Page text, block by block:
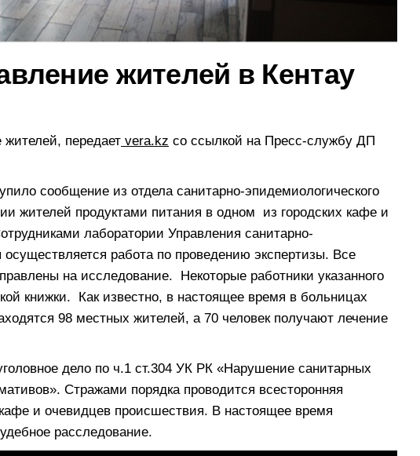
жителей в Кентау
передает vera.kz со ссылкой на Пресс-службу ДП
сообщение из отдела санитарно-эпидемиологического
жителей продуктами питания в одном из городских кафе и
лаборатории Управления санитарно-
осуществляется работа по проведению экспертизы. Все
на исследование. Некоторые работники указанного
книжки. Как известно, в настоящее время в больницах
98 местных жителей, а 70 человек получают лечение
дело по ч.1 ст.304 УК РК «Нарушение санитарных
Стражами порядка проводится всесторонняя
и очевидцев происшествия. В настоящее время
расследование.